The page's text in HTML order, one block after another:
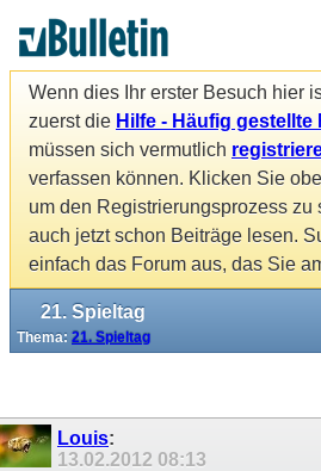
Wenn dies Ihr erster Besuch hier
zuerst die Hilfe - Häufig gestellte
müssen sich vermutlich
verfassen können. Klicken Sie
um den Registrierungsprozess zu
auch jetzt schon Beiträge lesen.
einfach das Forum aus, das Sie
21. Spieltag
Thema: 21. Spieltag
Louis:
13.02.2012 08:13